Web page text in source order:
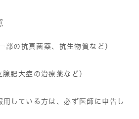
部の抗真菌薬、抗生物質など）
肥大症の治療薬など）
用している方は、必ず医師に申告し